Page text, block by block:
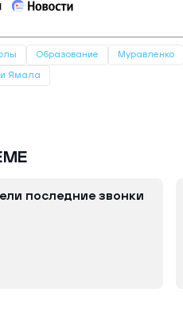
Образование Муравленко
Ямала
последние звонки